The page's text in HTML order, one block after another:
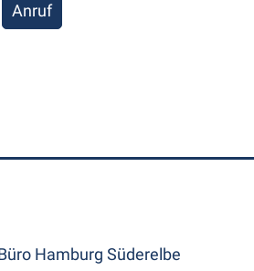
Anruf
Hamburg Süderelbe